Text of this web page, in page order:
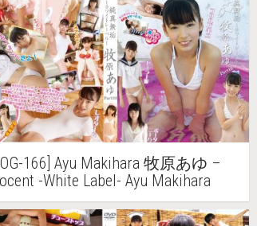
166] Ayu Makihara 牧原あゆ –
-White Label- Ayu Makihara
純真無垢 -ホワイトレーベル-
あゆ Part10